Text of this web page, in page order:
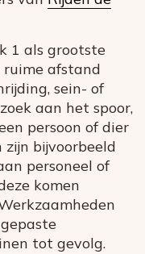
1 als grootste
ruime afstand
sein- of
aan het spoor,
persoon of dier
zijn bijvoorbeeld
personeel of
komen
tot gevolg.